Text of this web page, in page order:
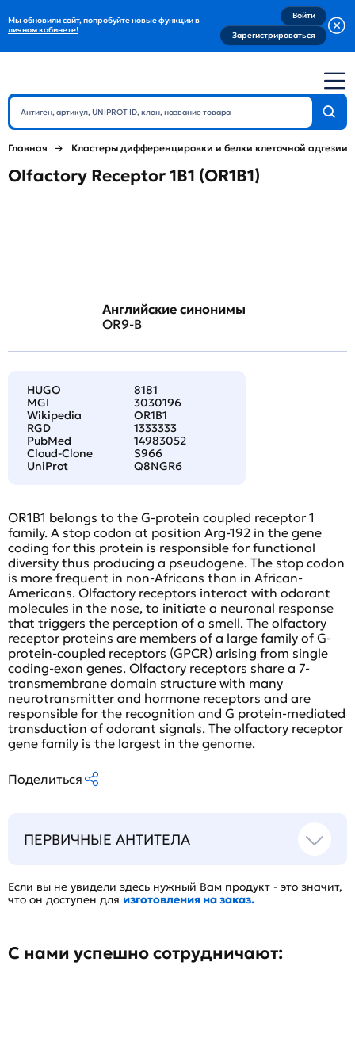
Мы обновили сайт, попробуйте новые функции в
личном кабинете!
Войти
Зарегистрироваться
Главная Кластеры дифференцировки и белки клеточной адгезии
Olfactory Receptor 1B1 (OR1B1)
Английские синонимы
OR9-B
HUGO
8181
MGI
3030196
Wikipedia
OR1B1
RGD
1333333
PubMed
14983052
Cloud-Clone
S966
UniProt
Q8NGR6
OR1B1 belongs to the G-protein coupled receptor 1
family. A stop codon at position Arg-192 in the gene
coding for this protein is responsible for functional
diversity thus producing a pseudogene. The stop codon
is more frequent in non-Africans than in African-
Americans. Olfactory receptors interact with odorant
molecules in the nose, to initiate a neuronal response
that triggers the perception of a smell. The olfactory
receptor proteins are members of a large family of G-
protein-coupled receptors (GPCR) arising from single
coding-exon genes. Olfactory receptors share a 7-
transmembrane domain structure with many
neurotransmitter and hormone receptors and are
responsible for the recognition and G protein-mediated
transduction of odorant signals. The olfactory receptor
gene family is the largest in the genome.
Поделиться
ПЕРВИЧНЫЕ АНТИТЕЛА
Если вы не увидели здесь нужный Вам продукт - это значит,
что он доступен для изготовления на заказ.
С нами успешно сотрудничают: